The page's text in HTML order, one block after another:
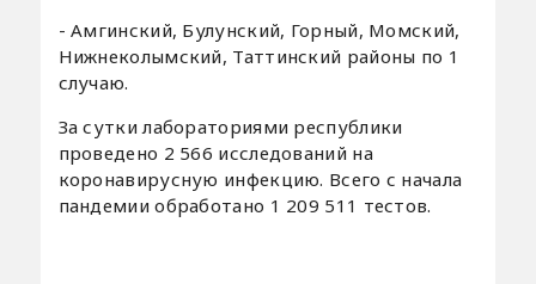
- Амгинский, Булунский, Горный, Момский,
Нижнеколымский, Таттинский районы по 1
случаю.
За сутки лабораториями республики
проведено 2 566 исследований на
коронавирусную инфекцию. Всего с начала
пандемии обработано 1 209 511 тестов.